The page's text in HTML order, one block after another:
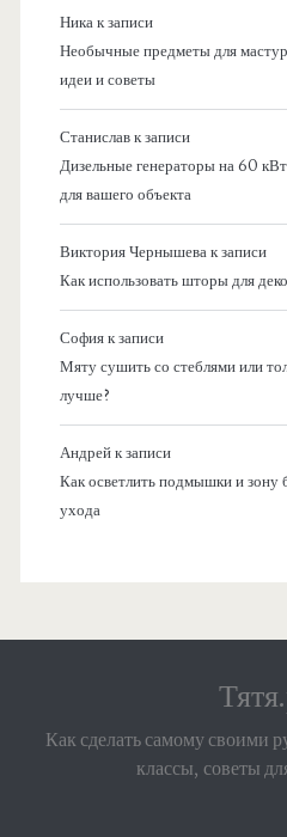
Никак записи
Необычные предметы для
идеи и советы
Станиславк записи
Дизельные генераторы на 60
для вашего объекта
Виктория Чернышевак записи
Как использовать шторы для
Софияк записи
Мяту сушить со стеблями или
лучше?
Андрейк записи
Как осветлить подмышки и зону
ухода
Как сделать самому своими
классы, советы